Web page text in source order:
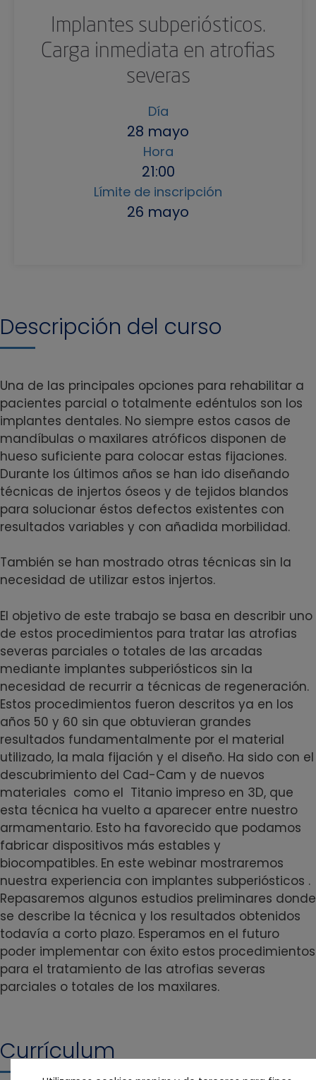
Implantes subperiósticos.
Carga inmediata en atrofias
severas
Día
28 mayo
Hora
21:00
Límite de inscripción
26 mayo
Descripción del curso
Una de las principales opciones para rehabilitar a
pacientes parcial o totalmente edéntulos son los
implantes dentales. No siempre estos casos de
mandíbulas o maxilares atróficos disponen de
hueso suficiente para colocar estas fijaciones.
Durante los últimos años se han ido diseñando
técnicas de injertos óseos y de tejidos blandos
para solucionar éstos defectos existentes con
resultados variables y con añadida morbilidad.
También se han mostrado otras técnicas sin la
necesidad de utilizar estos injertos.
El objetivo de este trabajo se basa en describir uno
de estos procedimientos para tratar las atrofias
severas parciales o totales de las arcadas
mediante implantes subperiósticos sin la
necesidad de recurrir a técnicas de regeneración.
Estos procedimientos fueron descritos ya en los
años 50 y 60 sin que obtuvieran grandes
resultados fundamentalmente por el material
utilizado, la mala fijación y el diseño. Ha sido con el
descubrimiento del Cad-Cam y de nuevos
materiales como el Titanio impreso en 3D, que
esta técnica ha vuelto a aparecer entre nuestro
armamentario. Esto ha favorecido que podamos
fabricar dispositivos más estables y
biocompatibles. En este webinar mostraremos
nuestra experiencia con implantes subperiósticos .
Repasaremos algunos estudios preliminares donde
se describe la técnica y los resultados obtenidos
todavía a corto plazo. Esperamos en el futuro
poder implementar con éxito estos procedimientos
para el tratamiento de las atrofias severas
parciales o totales de los maxilares.
Currículum